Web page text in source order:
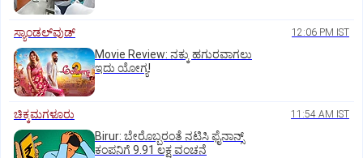
ಸ್ಯಾಂಡಲ್‌ವುಡ್‌ 12:06 PM IST
Movie Review: ನಕ್ಕು ಹಗುರವಾಗಲು
ಇದು ಯೋಗ್ಯ!
ಚಿಕ್ಕಮಗಳೂರು 11:54 AM IST
Birur: ಬೇರೊಬ್ಬರಂತೆ ನಟಿಸಿ ಫೈನಾನ್ಸ್
ಕಂಪನಿಗೆ 9.91 ಲಕ್ಷ ವಂಚನೆ